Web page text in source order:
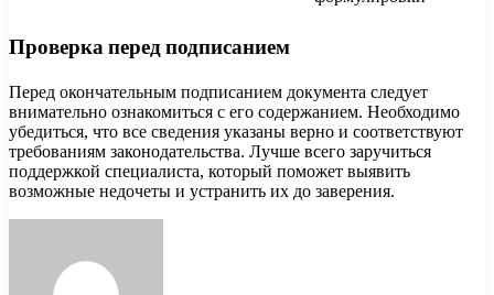
Проверка перед подписанием
Перед окончательным подписанием документа следует
внимательно ознакомиться с его содержанием. Необходимо
убедиться, что все сведения указаны верно и соответствуют
требованиям законодательства. Лучше всего заручиться
поддержкой специалиста, который поможет выявить
возможные недочеты и устранить их до заверения.